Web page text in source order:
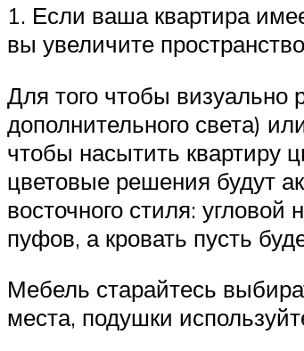
1. Если ваша квартира
вы увеличите
Для того чтобы
дополнительного света)
чтобы насытить квартиру
цветовые решения будут
восточного стиля:
пуфов, а кровать пусть
Мебель старайтесь
места, подушки